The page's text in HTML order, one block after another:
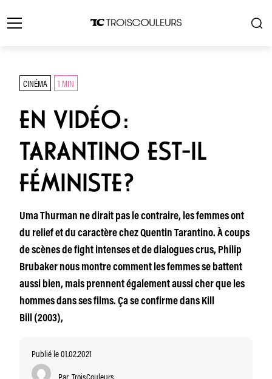
CINÉMA 1 MIN
EN VIDÉO:
TARANTINO EST-IL
FÉMINISTE?
Uma Thurman ne dirait pas le contraire, les femmes ont
du relief et du caractère chez Quentin Tarantino. À coups
de scènes de fight intenses et de dialogues crus, Philip
Brubaker nous montre comment les femmes se battent
aussi bien, mais prennent également aussi cher que les
hommes dans ses films. Ça se confirme dans Kill
Bill (2003),
Publié le 01.02.2021
Par TroisCouleurs